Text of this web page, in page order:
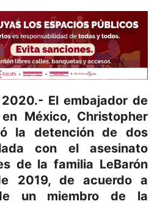
El embajador de
México, Christopher
la detención de dos
con el asesinato
de la familia LeBarón
2019, de acuerdo a
un miembro de la